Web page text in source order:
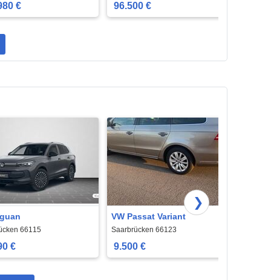
€ 96.500 €
66115
€
VW Passat Variant
Saarbrücken 66123
9.500 €
❯